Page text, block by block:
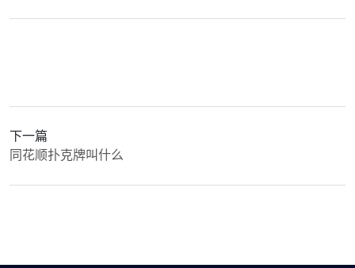
下一篇
同花顺扑克牌叫什么